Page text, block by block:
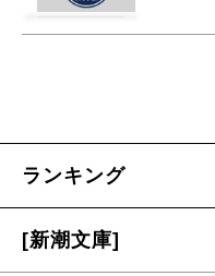
ランキング
[新潮文庫]